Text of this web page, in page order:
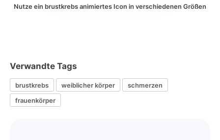
Nutze ein brustkrebs animiertes Icon in verschiedenen Größen
Verwandte Tags
brustkrebs weiblicher körper
schmerzen
frauenkörper